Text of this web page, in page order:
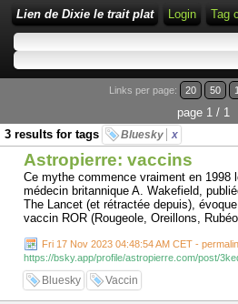
Lien de Dixie le trait plat Login Tag
Links per page: 20 50
page 1 / 1
3 results for tags
Bluesky x
Astropierre: vaccins
Ce mythe commence vraiment en 1998
médecin britannique A. Wakefield,
The Lancet (et rétractée depuis),
vaccin ROR (Rougeole, Oreillons,
Fri 17 Nov 2023 04:48:54 AM CET -
https://bsky.app/profile/astropierre.com/post/
Bluesky Vaccin